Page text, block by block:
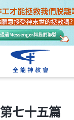
第七十五篇